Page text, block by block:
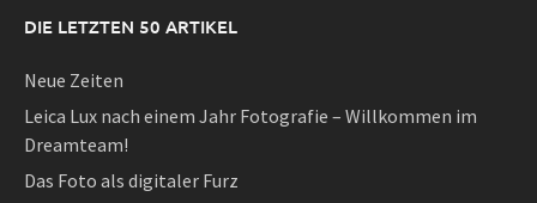
DIE LETZTEN 50 ARTIKEL
Neue Zeiten
Leica Lux nach einem Jahr Fotografie – Willkommen im
Dreamteam!
Das Foto als digitaler Furz